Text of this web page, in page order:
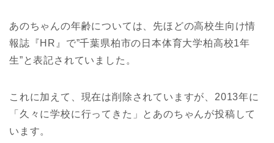
あのちゃんの年齢については、先ほどの高校生向け情
報誌『HR 』で”千葉県柏市の日本体育大学柏高校1年
生”と表記されていました。
これに加えて、現在は削除されていますが、2013年に
「久々に学校に行ってきた」とあのちゃんが投稿して
います。